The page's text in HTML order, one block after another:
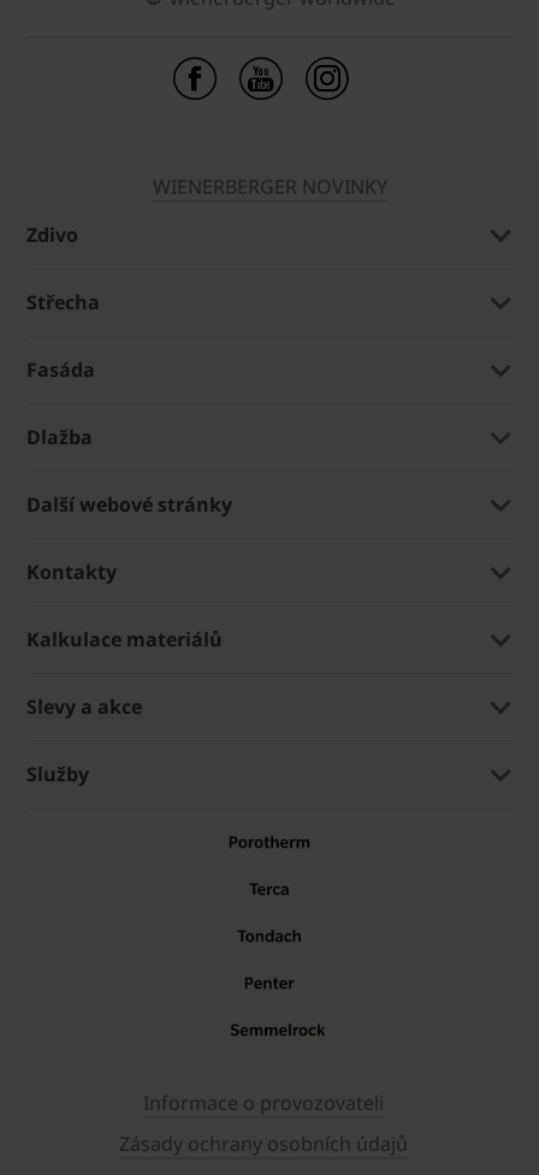
WIENERBERGER NOVINKY
Zdivo
Střecha
Fasáda
Dlažba
Další webové stránky
Kontakty
Kalkulace materiálů
Slevy a akce
Služby
Informace o provozovateli
Zásady ochrany osobních údajů